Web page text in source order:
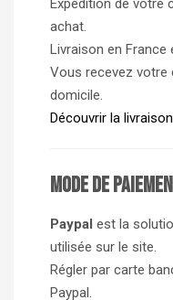
Expédition de votre
achat.
Livraison en France
Vous recevez votre
domicile.
Découvrir la
Mode de
Paypal est la
utilisée sur le site.
Régler par carte
Paypal.